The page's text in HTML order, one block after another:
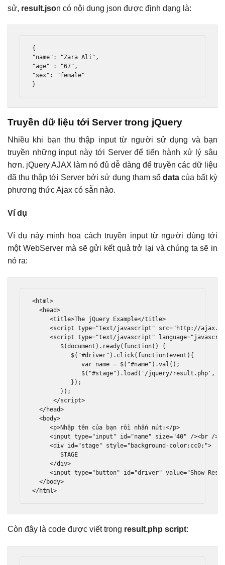
sử, result.json có nội dung json được định dạng là:
{
"name": "Zara Ali",
"age" : "67",
"sex": "female"
}
Truyền dữ liệu tới Server trong jQuery
Nhiều khi bạn thu thập input từ người sử dụng và bạn
truyền những input này tới Server để tiến hành xử lý sâu
hơn. jQuery AJAX làm nó đủ dễ dàng để truyền các dữ liệu
đã thu thập tới Server bởi sử dụng tham số datacủa bất kỳ
phương thức Ajax có sẵn nào.
Ví dụ
Ví dụ này minh họa cách truyền input từ người dùng tới
một WebServer mà sẽ gửi kết quả trở lại và chúng ta sẽ in
nó ra:
<html>
<head>
<title>The jQuery Example</title>
<script type="text/javascript" src="http://
<script type="text/javascript" language=
        $
(document ). ready( function()
{
           $
( "#driver" ). click( function(event ){
var name = $( "#name" ).val ();
              $
( "#stage" ). load ( '/jquery/result.php' ,
});
});
</script>
</head>
<body>
<p>Nhập tên của bạn rồi nhấn nút:</p>
<input type="input" id="name" size="40" /><br />
<div id="stage" style=" background -color: cc0; ">
        STAGE
</div>
<input type="button" id="driver" value="Show
</body>
</html>
Còn đây là code được viết trong result.php script: